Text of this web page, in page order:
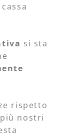
si sta
rispetto
nostri